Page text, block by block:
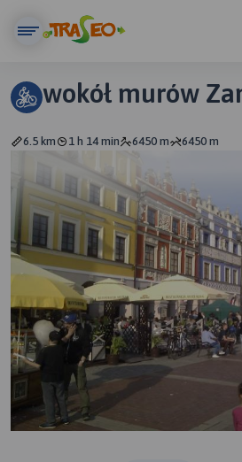
wokół murów
6.5 km 1 h 14 min 6450 m 6450 m